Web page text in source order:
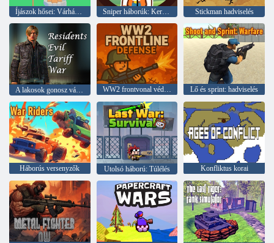
Sniper háborúk: Keresse meg a bűnözőt Stickman hadviselés
A lakosok gonosz vámtarifa háború WW2 frontvonal védelme Lő és sprint: hadviselés
Háborús versenyzők Utolsó háború: Túlélés Konfliktus korai